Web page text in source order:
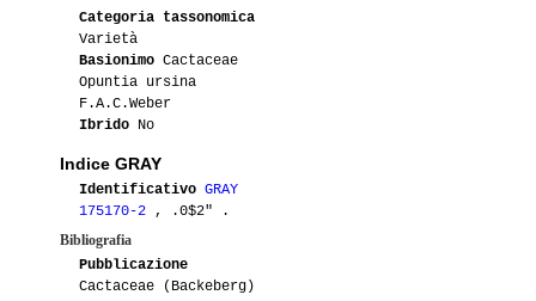
Categoria tassonomica
Varietà
Basionimo Cactaceae
Opuntia ursina
F.A.C.Weber
Ibrido No
Indice GRAY
Identificativo GRAY
175170-2 , .0$2" .
Bibliografia
Pubblicazione
Cactaceae (Backeberg)